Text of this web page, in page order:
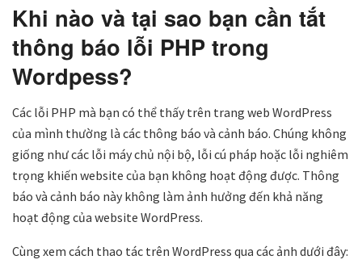
Khi nào và tại sao bạn cần tắt
thông báo lỗi PHP trong
Wordpess?
Các lỗi PHP mà bạn có thể thấy trên trang web WordPress
của mình thường là các thông báo và cảnh báo. Chúng không
giống như các lỗi máy chủ nội bộ, lỗi cú pháp hoặc lỗi nghiêm
trọng khiến website của bạn không hoạt động được. Thông
báo và cảnh báo này không làm ảnh hưởng đến khả năng
hoạt động của website WordPress.
Cùng xem cách thao tác trên WordPress qua các ảnh dưới đây: